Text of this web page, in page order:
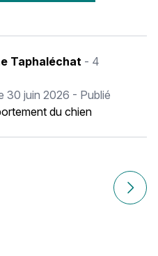
Taphaléchat- 4
30 juin 2026 - Publié
du chien
: histoire, caractère,Article